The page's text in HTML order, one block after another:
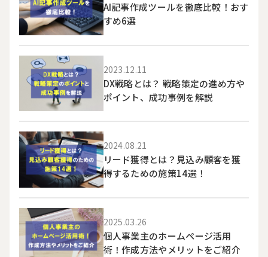
AI記事作成ツールを徹底比較！おす
すめ6選
2023.12.11
DX戦略とは？ 戦略策定の進め方や
ポイント、成功事例を解説
2024.08.21
リード獲得とは？見込み顧客を獲
得するための施策14選！
2025.03.26
個人事業主のホームページ活用
術！作成方法やメリットをご紹介